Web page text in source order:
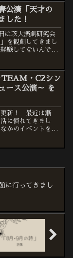
、好きな曲ができ
公演「天才の
した！
は茨大演劇研究会
を観劇してきまし
験してないんです
と聞いた時は、本
。...
・C2シン
ース公演～ を
更新！ 最近は漸
に慣れてきまし
かのイベントを話
に行ってきまし